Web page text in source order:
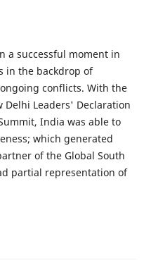
a successful moment in
in the backdrop of
conflicts. With the
Leaders' Declaration
India was able to
which generated
of the Global South
partial representation of